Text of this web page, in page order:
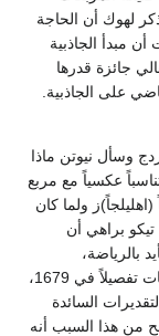
لهوك أن الحاجة
مبدأ الجاذبية
جائزة قدرها
رياضي على الجاذبية.
وسأل نيوتن ماذا
عكسياً مع مربع
ولما كان
براهي أن
بالرياضة،
والعكس بالعكس. وأضاف نيوتن أنه أجرى الحسابات تفصيلاً في 1679،
السائدة
من هذا السبب أنه